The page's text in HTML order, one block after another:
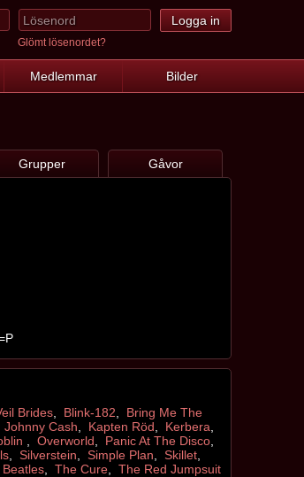
Glömt lösenordet?
Medlemmar Bilder
Grupper Gåvor
Brides, Blink-182
Bring Me The
Johnny Cash Kapten Röd Kerbera
Overworld Panic At The Disco,
Silverstein Simple Plan Skillet
The Cure
The Red Jumpsuit